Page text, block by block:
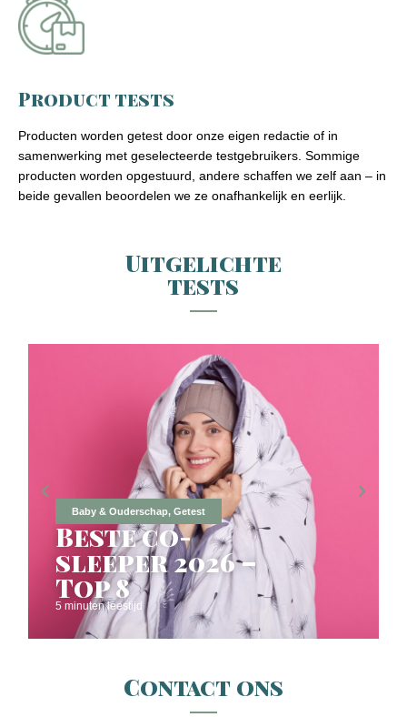
Product tests
Producten worden getest door onze eigen redactie of in
samenwerking met geselecteerde testgebruikers. Sommige
producten worden opgestuurd, andere schaffen we zelf aan – in
beide gevallen beoordelen we ze onafhankelijk en eerlijk.
Uitgelichte
tests
Baby & Ouderschap,Getest
Beste co-
sleeper 2026 –
Top 8
5 minuten leestijd
Contact ons